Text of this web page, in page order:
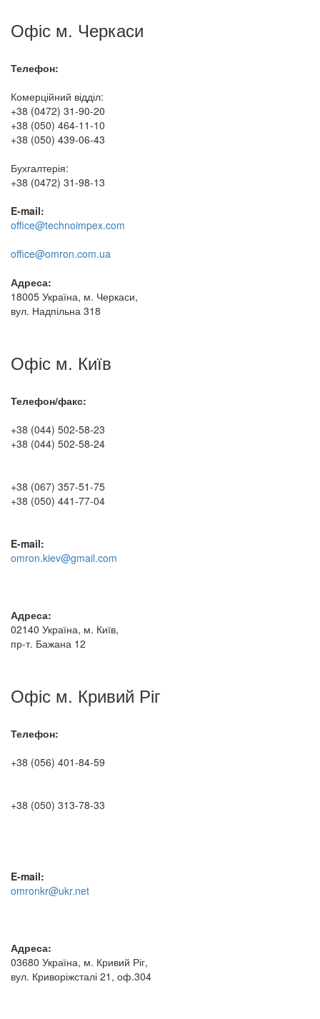
Офіс м. Черкаси
Телефон:
Комерційний відділ:
+38 (0472) 31-90-20
+38 (050) 464-11-10
+38 (050) 439-06-43
Бухгалтерія:
+38 (0472) 31-98-13
E-mail:
office@technoimpex.com
office@omron.com.ua
Адреса:
18005 Україна, м. Черкаси,
вул. Надпільна 318
Офіс м. Київ
Телефон/факс:
+38 (044) 502-58-23
+38 (044) 502-58-24
+38 (067) 357-51-75
+38 (050) 441-77-04
E-mail:
omron.kiev@gmail.com
Адреса:
02140 Україна, м. Київ,
пр-т. Бажана 12
Офіс м. Кривий Ріг
Телефон:
+38 (056) 401-84-59
+38 (050) 313-78-33
E-mail:
omronkr@ukr.net
Адреса:
03680 Україна, м. Кривий Ріг,
вул. Криворіжсталі 21, оф.304